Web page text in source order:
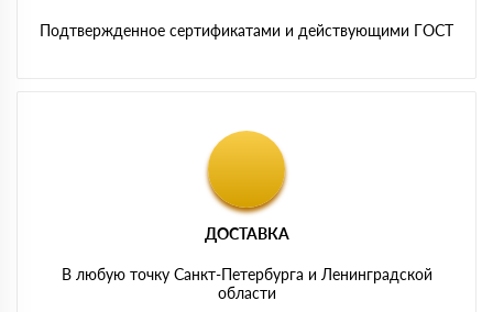
Подтвержденное сертификатами и действующими ГОСТ
ДОСТАВКА
В любую точку Санкт-Петербурга и Ленинградской
области